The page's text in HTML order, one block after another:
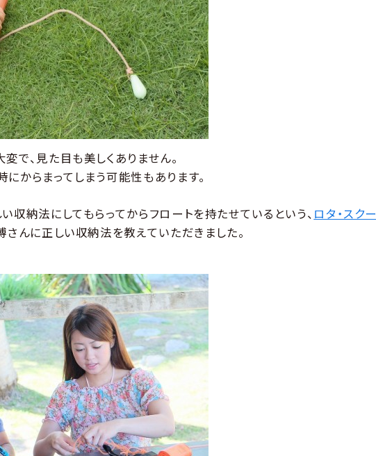
で、見た目も美しくありません。
からまってしまう可能性もあります。
収納法にしてもらってからフロートを持たせているという、 ロタ・スクー
さんに正しい収納法を教えていただきました。